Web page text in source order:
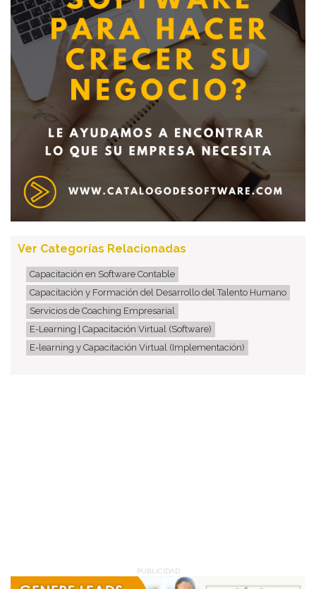
Ver Categorías Relacionadas
Capacitación en Software Contable
Capacitación y Formación del Desarrollo del Talento Humano
Servicios de Coaching Empresarial
E-Learning | Capacitación Virtual (Software)
E-learning y Capacitación Virtual (Implementación)
PUBLICIDAD